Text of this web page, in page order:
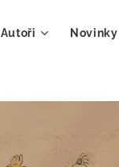
Autoři Novinky